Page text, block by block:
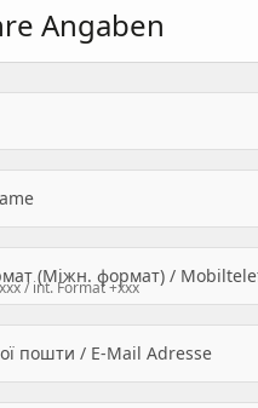
Angaben
Required)
(Value Required)
(Міжн. формат) /
пошти / E-Mail Adresse